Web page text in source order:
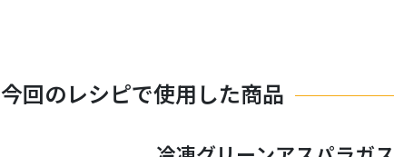
今回のレシピで使用した商品